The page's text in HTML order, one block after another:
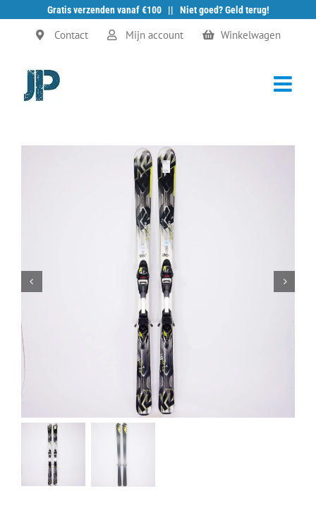
Gratis verzenden vanaf €100 || Niet goed? Geld terug!
Ga
Contact Mijn account Winkelwagen